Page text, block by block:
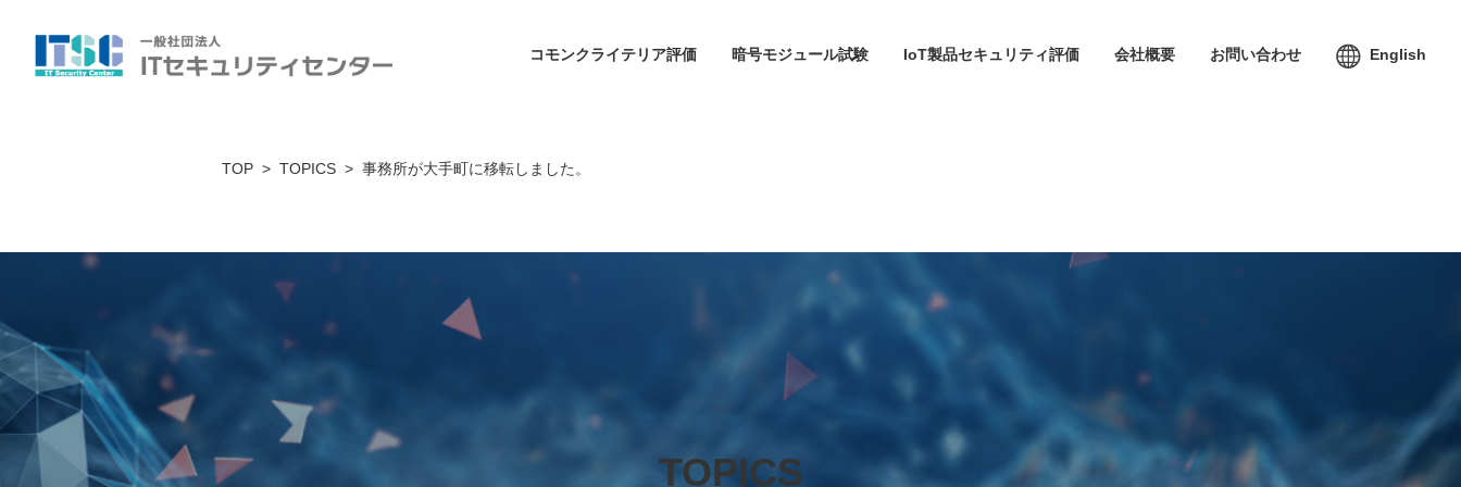
コモンクライテリア評価 暗号モジュール試験 IoT製品セキュリティ評価 会社概要 お問い合わせ English
TOP TOPICS 事務所が大手町に移転しました。
TOPICS